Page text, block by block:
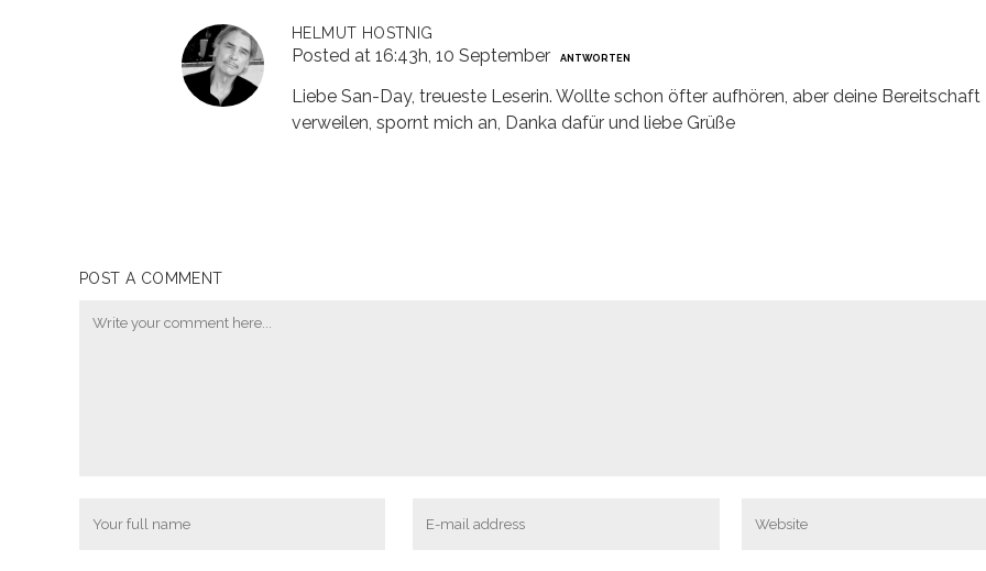
HELMUT HOSTNIG
Posted at 16:43h, 10 September ANTWORTEN
Liebe San-Day, treueste Leserin. Wollte schon öfter aufhören, aber deine Bereitschaft
verweilen, spornt mich an, Danka dafür und liebe Grüße
POST A COMMENT